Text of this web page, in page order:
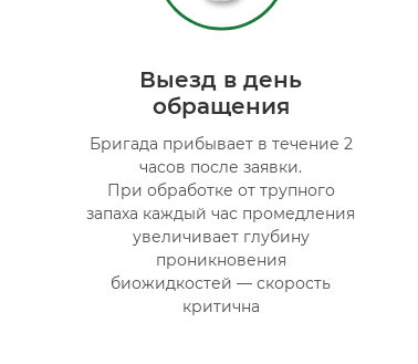
Выезд в день
обращения
Бригада прибывает в течение 2
часов после заявки.
При обработке от трупного
запаха каждый час промедления
увеличивает глубину
проникновения
биожидкостей — скорость
критична